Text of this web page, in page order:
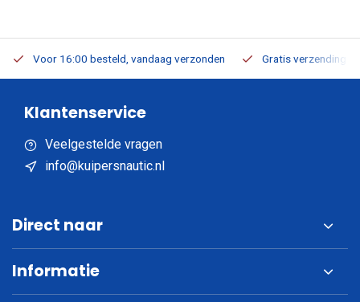
Voor 16:00 besteld, vandaag verzonden Gratis verzending
Klantenservice
Veelgestelde vragen
info@kuipersnautic.nl
Direct naar
Informatie